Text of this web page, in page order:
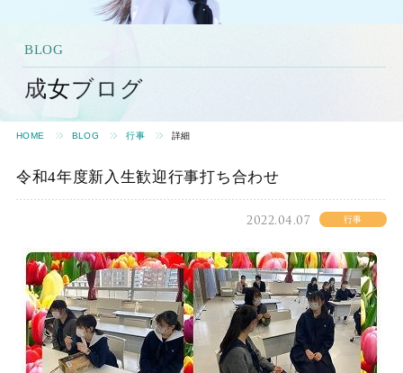
BLOG
成女ブログ
HOME BLOG 行事 詳細
令和4年度新入生歓迎行事打ち合わせ
2022.04.07 行事